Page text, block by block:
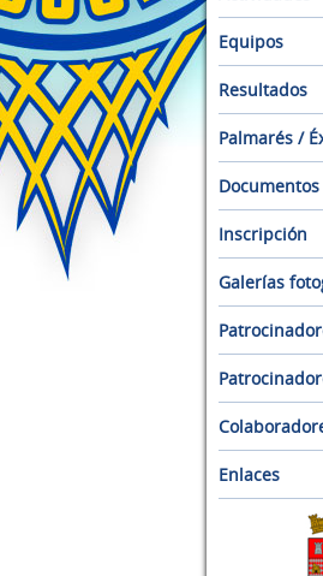
Equipos
Resultados
Palmarés /
Documentos
Inscripción
Galerías
Enlaces